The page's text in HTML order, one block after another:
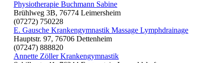
Physiotherapie Buchmann Sabine
Brühlweg 3B, 76774 Leimersheim
(07272) 750228
E. Gausche Krankengymnastik Massage Lymphdrainage
Hauptstr. 97, 76706 Dettenheim
(07247) 888820
Annette Zöller Krankengymnastik